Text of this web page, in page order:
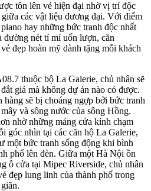
tôn lên vẻ hiện đại nhờ vị trí độc
các vật liệu đương đại. Với điểm
hay những bức tranh độc nhất
nét tỉ mỉ uốn lượn, căn
đẹp hoàn mỹ dành tặng mỗi khách
thuộc bộ La Galerie, chủ nhân sẽ
giá mà không dự án nào có được.
sẽ bị choáng ngợp bởi bức tranh
và sông nước của sông Hồng.
nhờ những mảng cửa kính chạm
góc nhìn tại các căn hộ La Galerie,
một bức tranh sống động khi bình
phố lên đèn. Giữa một Hà Nội ồn
ô cửa tại Mipec Riverside, chủ nhân
đẹp lung linh của thành phố trong